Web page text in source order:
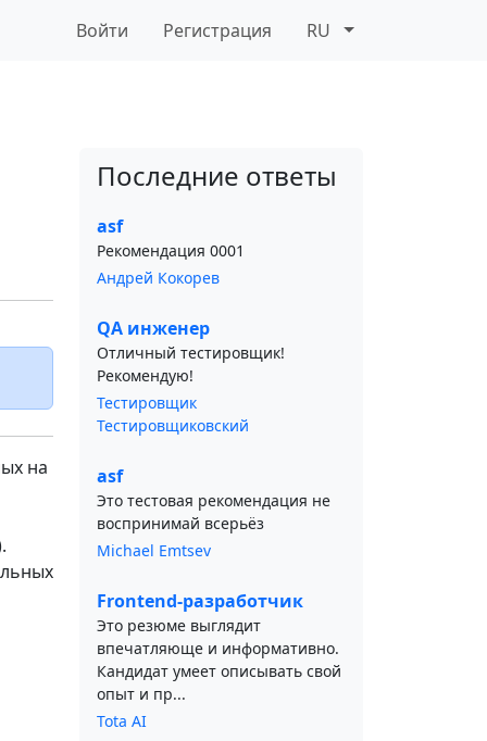
Войти Регистрация RU
на
Последние ответы
asf
Рекомендация 0001
Андрей Кокорев
QA инженер
Отличный тестировщик!
Рекомендую!
Тестировщик
Тестировщиковский
asf
Это тестовая рекомендация не
воспринимай всерьёз
Michael Emtsev
Frontend-разработчик
Это резюме выглядит
впечатляюще и информативно.
Кандидат умеет описывать свой
опыт и пр...
Tota AI